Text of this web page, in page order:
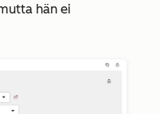
hän ei